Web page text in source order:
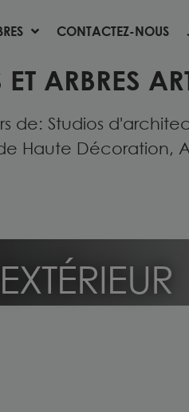
CONTACTEZ-NOUS
CONTACTEZ-NOUS
ET ARBRES
de: Studios
Haute Décoration,